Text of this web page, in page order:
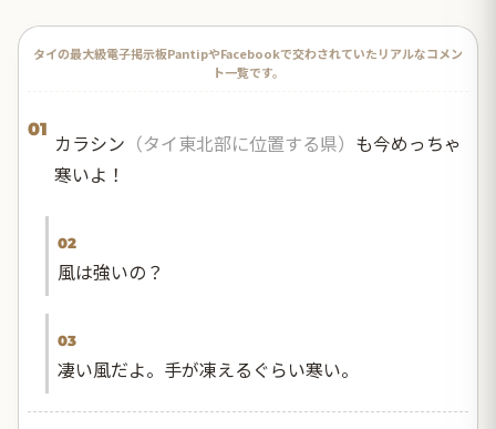
タイの最大級電子掲示板PantipやFacebookで交わされていたリアルなコメン
ト一覧です。
01
カラシン （タイ東北部に位置する県） も今めっちゃ
寒いよ！
02
風は強いの？
03
凄い風だよ。手が凍えるぐらい寒い。